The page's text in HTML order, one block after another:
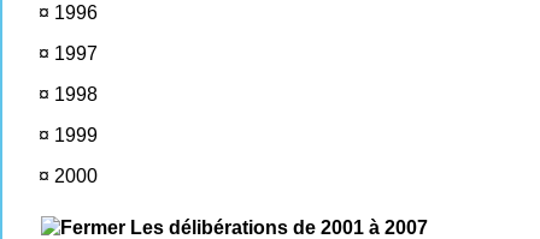
¤ 1996
¤ 1997
¤ 1998
¤ 1999
¤ 2000
Les délibérations de 2001 à 2007